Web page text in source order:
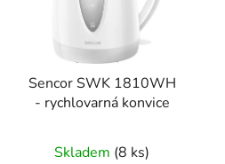
Sencor SWK 1810WH
- rychlovarná konvice
Skladem (8 ks)